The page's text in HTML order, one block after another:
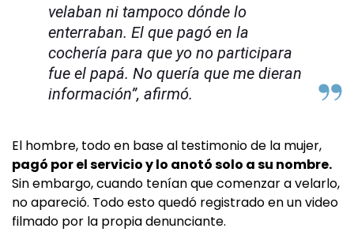
velaban ni tampoco dónde lo
enterraban. El que pagó en la
cochería para que yo no participara
fue el papá. No quería que me dieran
información”, afirmó.
El hombre, todo en base al testimonio de la mujer,
pagó por el servicio y lo anotó solo a su nombre.
Sin embargo, cuando tenían que comenzar a velarlo,
no apareció. Todo esto quedó registrado en un video
filmado por la propia denunciante.